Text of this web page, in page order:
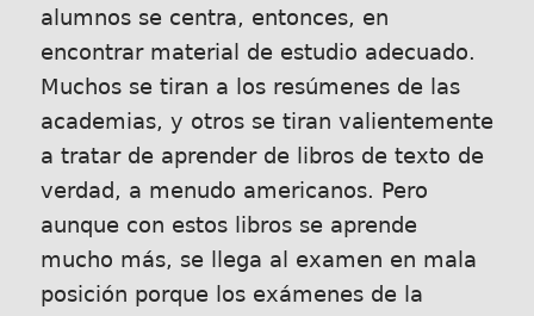
alumnos se centra, entonces, en
encontrar material de estudio adecuado.
Muchos se tiran a los resúmenes de las
academias, y otros se tiran valientemente
a tratar de aprender de libros de texto de
verdad, a menudo americanos. Pero
aunque con estos libros se aprende
mucho más, se llega al examen en mala
posición porque los exámenes de la